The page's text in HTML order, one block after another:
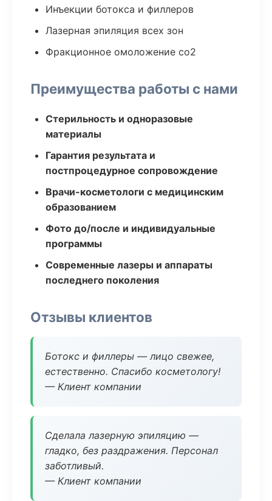
Инъекции ботокса и филлеров
Лазерная эпиляция всех зон
Фракционное омоложение co2
Преимущества работы с нами
Стерильность и одноразовые
материалы
Гарантия результата и
постпроцедурное сопровождение
Врачи-косметологи с медицинским
образованием
Фото до/после и индивидуальные
программы
Современные лазеры и аппараты
последнего поколения
Отзывы клиентов
Ботокс и филлеры — лицо свежее,
естественно. Спасибо косметологу!
— Клиент компании
Сделала лазерную эпиляцию —
гладко, без раздражения. Персонал
заботливый.
— Клиент компании